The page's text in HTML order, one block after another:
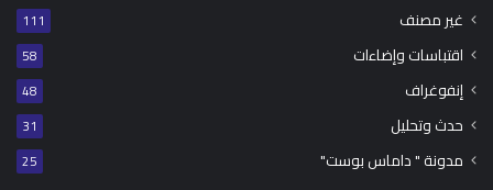
غير مصنف 111
اقتباسات وإضاءات 58
إنفوغراف 48
حدث وتحليل 31
مدونة " داماس بوست" 25